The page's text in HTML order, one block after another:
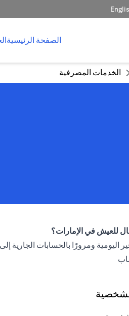
الصفحة الرئيسية
الخدمات المصرفية
للعيش في الإمارات؟
اليومية ومرورًا بالحسابات